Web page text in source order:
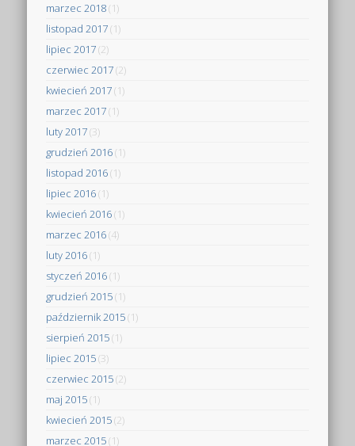
marzec 2018(1)
listopad 2017(1)
lipiec 2017(2)
czerwiec 2017(2)
kwiecień 2017(1)
marzec 2017(1)
luty 2017(3)
grudzień 2016(1)
listopad 2016(1)
lipiec 2016(1)
kwiecień 2016(1)
marzec 2016(4)
luty 2016(1)
styczeń 2016(1)
grudzień 2015(1)
październik 2015(1)
sierpień 2015(1)
lipiec 2015(3)
czerwiec 2015(2)
maj 2015(1)
kwiecień 2015(2)
marzec 2015(1)